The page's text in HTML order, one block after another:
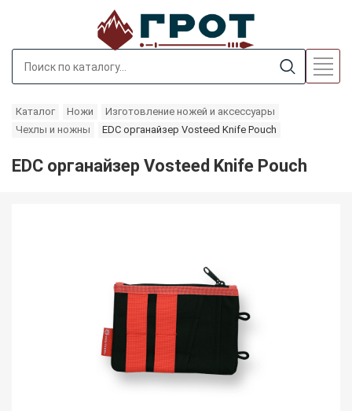
Каталог Ножи
Изготовление ножей и аксессуары
Чехлы и ножны
EDC органайзер Vosteed Knife Pouch
EDC органайзер Vosteed Knife Pouch